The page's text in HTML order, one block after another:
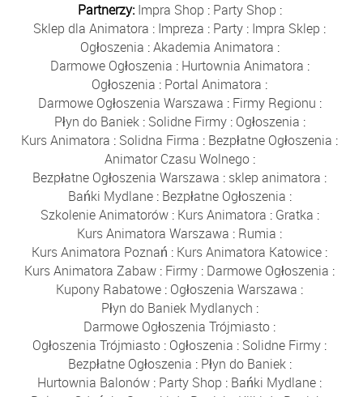
Partnerzy: Impra Shop : Party Shop :
Sklep dla Animatora : Impreza : Party : Impra Sklep :
Ogłoszenia :Akademia Animatora :
Darmowe Ogłoszenia : Hurtownia Animatora :
Ogłoszenia : Portal Animatora :
Darmowe Ogłoszenia Warszawa : Firmy Regionu :
Płyn do Baniek: Solidne Firmy: Ogłoszenia :
Kurs Animatora : Solidna Firma : Bezpłatne Ogłoszenia :
Animator Czasu Wolnego:
Bezpłatne Ogłoszenia Warszawa : sklep animatora :
Bańki Mydlane: Bezpłatne Ogłoszenia :
Szkolenie Animatorów: Kurs Animatora : Gratka :
Kurs Animatora Warszawa : Rumia :
Kurs Animatora Poznań : Kurs Animatora Katowice :
Kurs Animatora Zabaw : Firmy : Darmowe Ogłoszenia :
Kupony Rabatowe : Ogłoszenia Warszawa :
Płyn do Baniek Mydlanych :
Darmowe Ogłoszenia Trójmiasto :
Ogłoszenia Trójmiasto : Ogłoszenia : Solidne Firmy :
Bezpłatne Ogłoszenia : Płyn do Baniek:
Hurtownia Balonów : Party Shop : Bańki Mydlane :